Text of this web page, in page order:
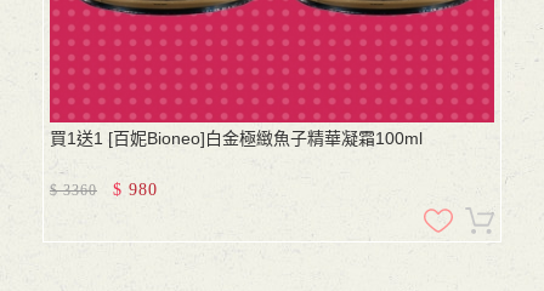
買1送1 [百妮Bioneo]白金極緻魚子精華凝霜100ml
$3360 $ 980